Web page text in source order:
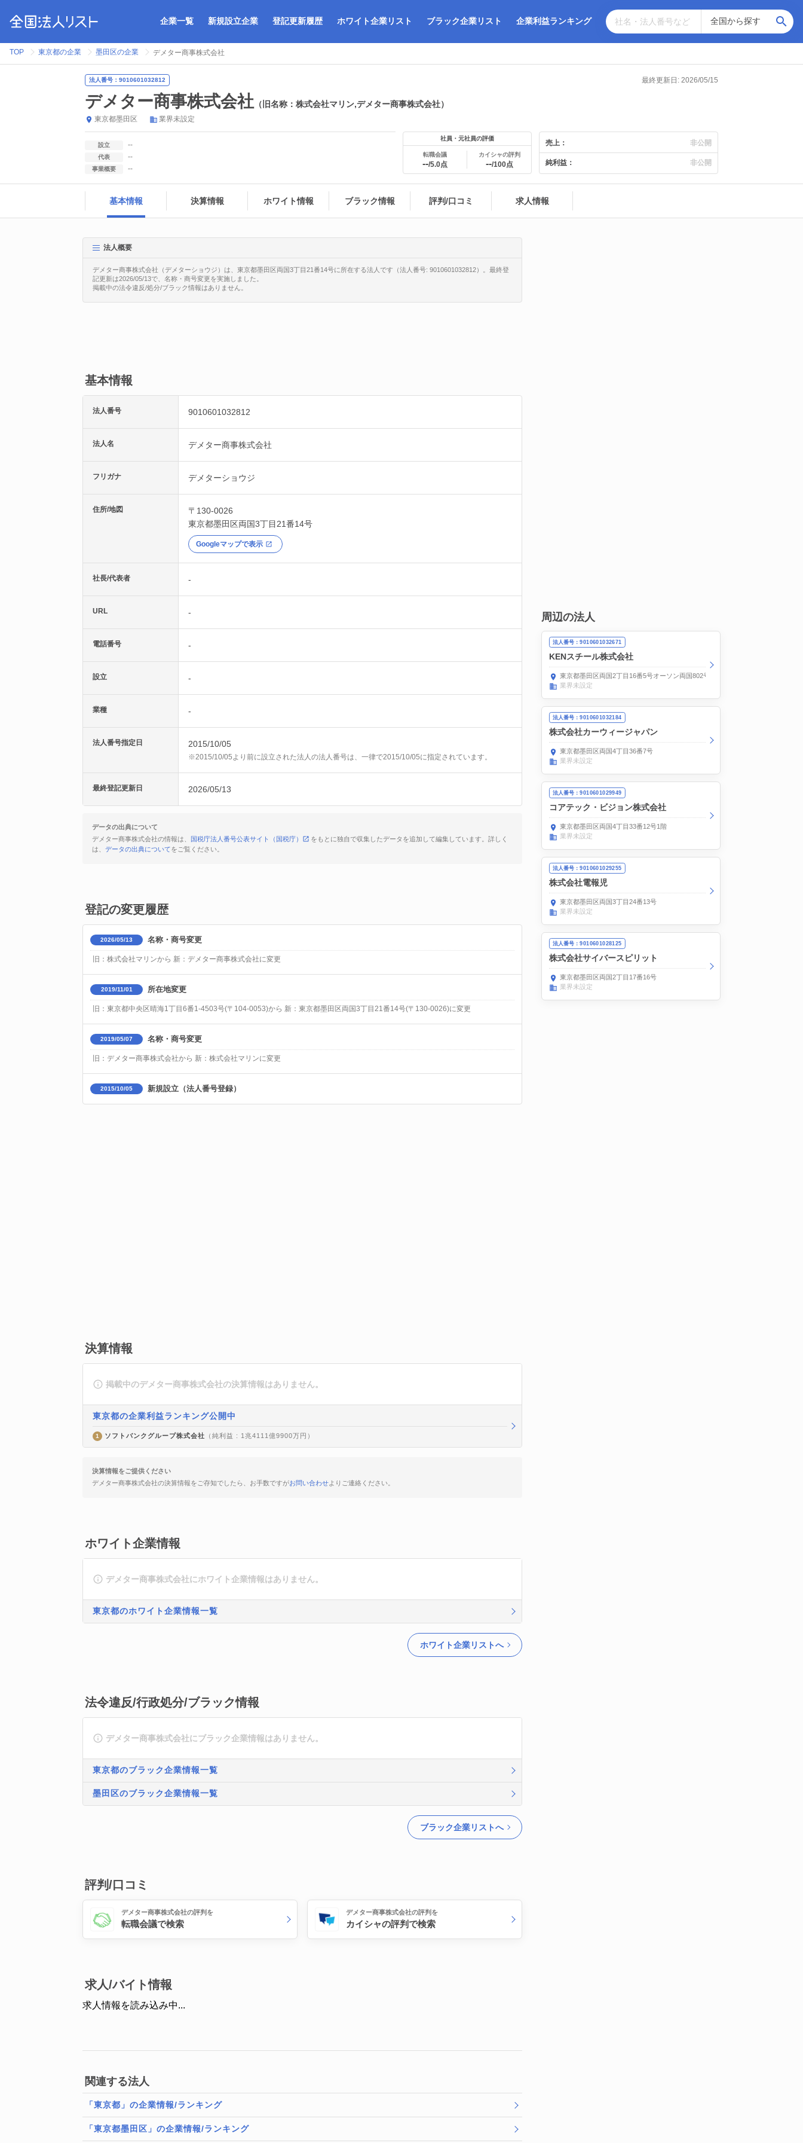
企業一覧 新規設立企業 登記更新履歴 ホワイト企業リスト ブラック企業リスト 企業利益ランキング
TOP 東京都の企業 墨田区の企業 デメター商事株式会社
法人番号：9010601032812 最終更新日: 2026/05/15
デメター商事株式会社 （旧名称：株式会社マリン,デメター商事株式会社）
東京都墨田区 業界未設定
設立 --
代表 --
事業概要 --
社員・元社員の評価
転職会議
--/5.0点
カイシャの評判
--/100点
売上： 非公開
純利益： 非公開
基本情報 決算情報 ホワイト情報 ブラック情報 評判/口コミ 求人情報
法人概要
デメター商事株式会社（デメターショウジ）は、東京都墨田区両国3丁目21番14号に所在する法人です（法人番号: 9010601032812）。最終登
記更新は2026/05/13で、名称・商号変更を実施しました。
掲載中の法令違反/処分/ブラック情報はありません。
基本情報
法人番号 9010601032812
法人名 デメター商事株式会社
フリガナ デメターショウジ
住所/地図
〒130-0026
東京都墨田区両国3丁目21番14号
Googleマップで表示
社長/代表者 -
URL -
電話番号 -
設立 -
業種 -
法人番号指定日 2015/10/05
※2015/10/05より前に設立された法人の法人番号は、一律で2015/10/05に指定されています。
最終登記更新日 2026/05/13
データの出典について
デメター商事株式会社の情報は、
国税庁法人番号公表サイト（国税庁）
をもとに独自で収集したデータを追加して編集しています。詳しく
は、 データの出典についてをご覧ください。
登記の変更履歴
2026/05/13 名称・商号変更
旧：株式会社マリンから 新：デメター商事株式会社に変更
2019/11/01 所在地変更
旧：東京都中央区晴海1丁目6番1-4503号(〒104-0053)から 新：東京都墨田区両国3丁目21番14号(〒130-0026)に変更
2019/05/07 名称・商号変更
旧：デメター商事株式会社から 新：株式会社マリンに変更
2015/10/05 新規設立（法人番号登録）
決算情報
掲載中のデメター商事株式会社の決算情報はありません。
東京都の企業利益ランキング公開中
1 ソフトバンクグループ株式会社 （純利益 : 1兆4111億9900万円）
決算情報をご提供ください
デメター商事株式会社の決算情報をご存知でしたら、お手数ですがお問い合わせよりご連絡ください。
ホワイト企業情報
デメター商事株式会社にホワイト企業情報はありません。
東京都のホワイト企業情報一覧
ホワイト企業リストへ
法令違反/行政処分/ブラック情報
デメター商事株式会社にブラック企業情報はありません。
東京都のブラック企業情報一覧
墨田区のブラック企業情報一覧
ブラック企業リストへ
評判/口コミ
デメター商事株式会社の評判を
転職会議で検索
デメター商事株式会社の評判を
カイシャの評判で検索
求人/バイト情報
求人情報を読み込み中...
関連する法人
「東京都」の企業情報/ランキング
「東京都墨田区」の企業情報/ランキング
周辺の法人
法人番号：9010601032671
KENスチール株式会社
東京都墨田区両国2丁目16番5号オーソン両国802号室
業界未設定
法人番号：9010601032184
株式会社カーウィージャパン
東京都墨田区両国4丁目36番7号
業界未設定
法人番号：9010601029949
コアテック・ビジョン株式会社
東京都墨田区両国4丁目33番12号1階
業界未設定
法人番号：9010601029255
株式会社電報児
東京都墨田区両国3丁目24番13号
業界未設定
法人番号：9010601028125
株式会社サイバースピリット
東京都墨田区両国2丁目17番16号
業界未設定